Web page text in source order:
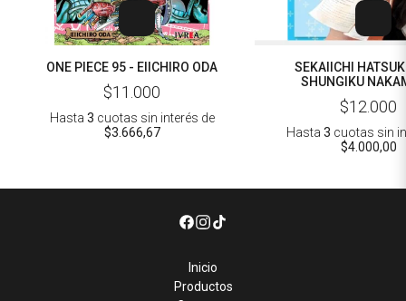
ONE PIECE 95 - EIICHIRO ODA
$11.000
Hasta 3 cuotas sin interés de
$3.666,67
SEKAIICHI
SHUNGIKU
$12.000
Hasta 3 cuotas sin
$4.000,00
Inicio
Productos